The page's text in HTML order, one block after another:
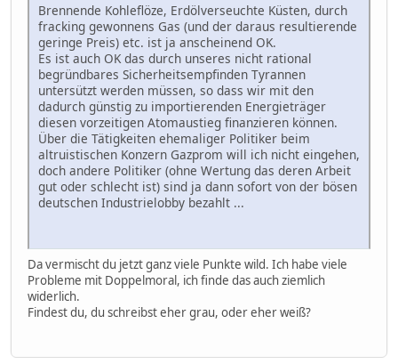
Brennende Kohleflöze, Erdölverseuchte Küsten, durch
fracking gewonnens Gas (und der daraus resultierende
geringe Preis) etc. ist ja anscheinend OK.
Es ist auch OK das durch unseres nicht rational
begründbares Sicherheitsempfinden Tyrannen
untersützt werden müssen, so dass wir mit den
dadurch günstig zu importierenden Energieträger
diesen vorzeitigen Atomaustieg finanzieren können.
Über die Tätigkeiten ehemaliger Politiker beim
altruistischen Konzern Gazprom will ich nicht eingehen,
doch andere Politiker (ohne Wertung das deren Arbeit
gut oder schlecht ist) sind ja dann sofort von der bösen
deutschen Industrielobby bezahlt ...
Da vermischt du jetzt ganz viele Punkte wild. Ich habe viele
Probleme mit Doppelmoral, ich finde das auch ziemlich
widerlich.
Findest du, du schreibst eher grau, oder eher weiß?